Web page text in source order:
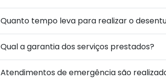
Quanto tempo leva para realizar o
Qual a garantia dos serviços prestados?
Atendimentos de emergência são